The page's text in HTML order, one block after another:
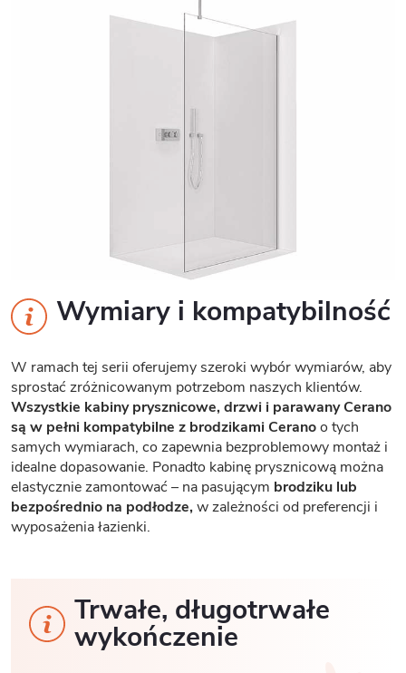
Wymiary i kompatybilność
W ramach tej serii oferujemy szeroki wybór wymiarów, aby
sprostać zróżnicowanym potrzebom naszych klientów.
Wszystkie kabiny prysznicowe, drzwi i parawany Cerano
są w pełni kompatybilne z brodzikami Ceranoo tych
samych wymiarach, co zapewnia bezproblemowy montaż i
idealne dopasowanie. Ponadto kabinę prysznicową można
elastycznie zamontować – na pasującym brodziku lub
bezpośrednio na podłodze,w zależności od preferencji i
wyposażenia łazienki.
Trwałe, długotrwałe
wykończenie